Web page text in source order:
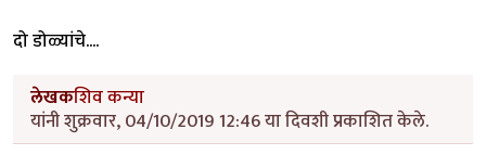
दो डोळ्यांचे....
लेखकशिव कन्या
यांनी शुक्रवार, 04/10/2019 12:46 या दिवशी प्रकाशित केले.